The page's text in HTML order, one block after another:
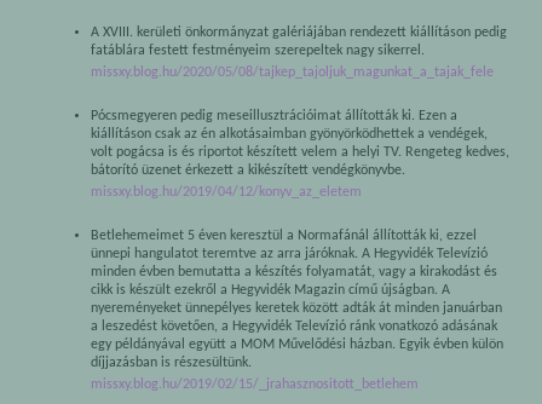
A XVIII. kerületi önkormányzat galériájában rendezett kiállításon pedig
fatáblára festett festményeim szerepeltek nagy sikerrel.
missxy.blog.hu/2020/05/08/tajkep_tajoljuk_magunkat_a_tajak_fele
Pócsmegyeren pedig meseillusztrációimat állították ki. Ezen a
kiállításon csak az én alkotásaimban gyönyörködhettek a vendégek,
volt pogácsa is és riportot készített velem a helyi TV. Rengeteg kedves,
bátorító üzenet érkezett a kikészített vendégkönyvbe.
missxy.blog.hu/2019/04/12/konyv_az_eletem
Betlehemeimet 5 éven keresztül a Normafánál állították ki, ezzel
ünnepi hangulatot teremtve az arra járóknak. A Hegyvidék Televízió
minden évben bemutatta a készítés folyamatát, vagy a kirakodást és
cikk is készült ezekről a Hegyvidék Magazin című újságban. A
nyereményeket ünnepélyes keretek között adták át minden januárban
a leszedést követően, a Hegyvidék Televízió ránk vonatkozó adásának
egy példányával együtt a MOM Művelődési házban. Egyik évben külön
díjjazásban is részesültünk.
missxy.blog.hu/2019/02/15/_jrahasznositott_betlehem